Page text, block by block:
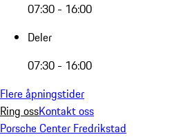
07:30 - 16:00
Deler
07:30 - 16:00
Flere åpningstider
Ring ossKontakt oss
Porsche Center Fredrikstad